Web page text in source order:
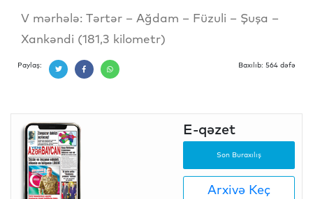
V mərhələ: Tərtər – Ağdam – Füzuli – Şuşa –
Xankəndi (181,3 kilometr)
Paylaş: Baxılıb: 564 dəfə
E-qəzet
Son Buraxılış
Arxivə Keç